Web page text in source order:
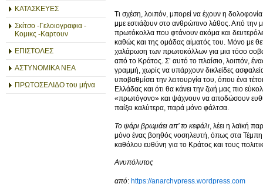
ΚΑΤΑΣΚΕΥΕΣ
Σκίτσο -Γελοιογραφια -
Κομικς -Καρτουν
ΕΠΙΣΤΟΛΕΣ
ΑΣΤΥΝΟΜΙΚΑ ΝΕΑ
ΠΡΩΤΟΣΕΛΙΔΟ του μήνα
Τι σχέση, λοιπόν, μπορεί να έχουν η
μμε εστιάζουν στο ανθρώπινο λάθος. Από την
πρωτόκολλα που φτάνουν ακόμα και
καθώς και της ομάδας αίματός του. Μόνο με
χαλάρωση των πρωτοκόλλων για μια τόσο
από το Κράτος. Σ’ αυτό το πλαίσιο, λοιπόν,
γραμμή, χωρίς να υπάρχουν δικλείδες
υποβαθμίσει την λειτουργία του, όπου ένα
Ελλάδας και ότι θα κάνει την ζωή μας πιο
«πρωτόγονο» και ψάχνουν να αποδώσουν
παίξει καλύτερα, παρά μόνο φάλτσα.
Το ψάρι βρωμάει απ’ το κεφάλι , λέει η λαϊκή
μόνο ένας βοηθός νοσηλευτή, όπως στα Τέμπη
καθόλου ευθύνη για το Κράτος και τους
Ανυπόλυτος
από: https://anarchypress.wordpress.com